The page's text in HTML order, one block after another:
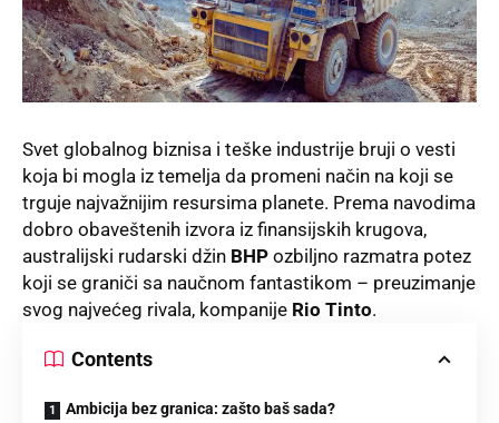
Svet globalnog biznisa i teške industrije bruji o vesti
koja bi mogla iz temelja da promeni način na koji se
trguje najvažnijim resursima planete. Prema navodima
dobro obaveštenih izvora iz finansijskih krugova,
australijski rudarski džin BHP ozbiljno razmatra potez
koji se graniči sa naučnom fantastikom – preuzimanje
svog najvećeg rivala, kompanije Rio Tinto.
Contents
Ambicija bez granica: zašto baš sada?